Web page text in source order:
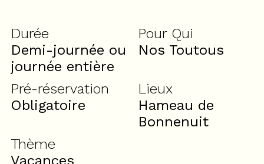
Durée
Demi-journée ou
journée entière
Pour Qui
Nos Toutous
Pré-réservation
Obligatoire
Lieux
Hameau de
Bonnenuit
Thème
Vacances